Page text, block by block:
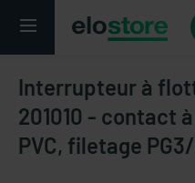
Interrupteur à
201010 - contact
PVC, filetage